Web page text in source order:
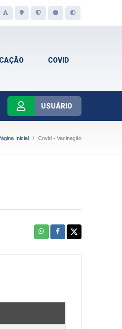
COVID
USUÁRIO
Inicial Covid - Vacinação